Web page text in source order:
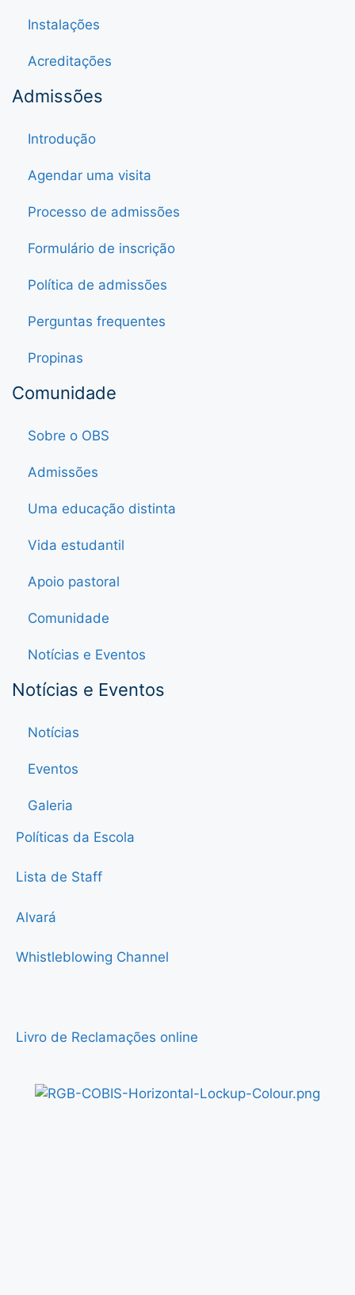
Instalações
Acreditações
Admissões
Introdução
Agendar uma visita
Processo de admissões
Formulário de inscrição
Política de admissões
Perguntas frequentes
Propinas
Comunidade
Sobre o OBS
Admissões
Uma educação distinta
Vida estudantil
Apoio pastoral
Comunidade
Notícias e Eventos
Notícias e Eventos
Notícias
Eventos
Galeria
Políticas da Escola
Lista de Staff
Alvará
Whistleblowing Channel
Livro de Reclamações online